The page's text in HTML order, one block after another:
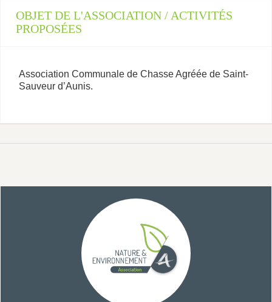
OBJET DE L'ASSOCIATION / ACTIVITÉS
PROPOSÉES
Association Communale de Chasse Agréée de Saint-
Sauveur d’Aunis.